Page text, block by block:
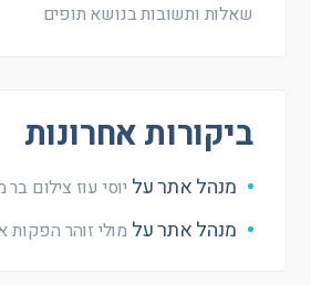
שאלות ותשובות בנושא תופים
ביקורות אחרונות
מנהל אתרעליוסי עוז צילום בר
מנהל אתרעלמולי זוהר הפקות